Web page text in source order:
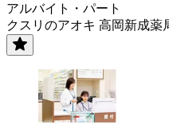
アルバイト・パート
クスリのアオキ 高岡新成薬